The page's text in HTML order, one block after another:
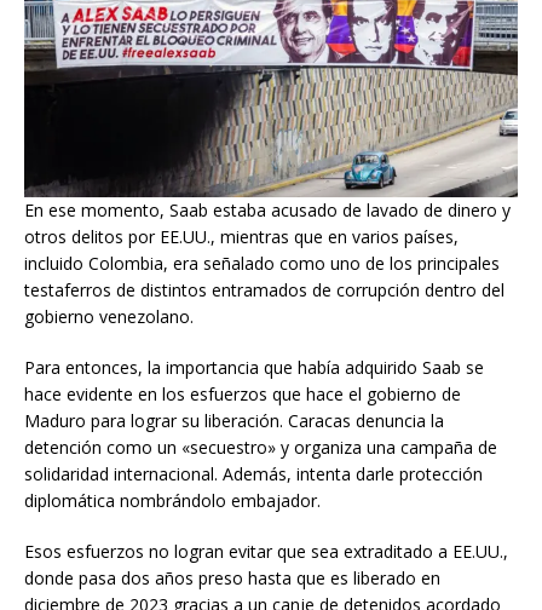
En ese momento, Saab estaba acusado de lavado de dinero y
otros delitos por EE.UU., mientras que en varios países,
incluido Colombia, era señalado como uno de los principales
testaferros de distintos entramados de corrupción dentro del
gobierno venezolano.
Para entonces, la importancia que había adquirido Saab se
hace evidente en los esfuerzos que hace el gobierno de
Maduro para lograr su liberación. Caracas denuncia la
detención como un «secuestro» y organiza una campaña de
solidaridad internacional. Además, intenta darle protección
diplomática nombrándolo embajador.
Esos esfuerzos no logran evitar que sea extraditado a EE.UU.,
donde pasa dos años preso hasta que es liberado en
diciembre de 2023 gracias a un canje de detenidos acordado